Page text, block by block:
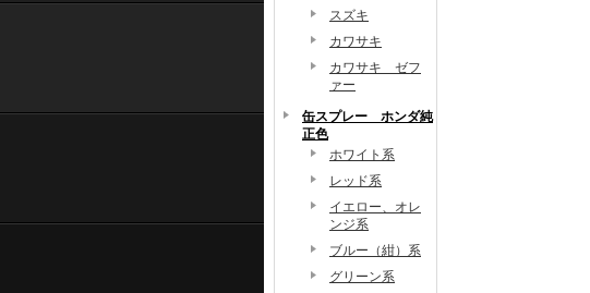
スズキ
カワサキ
カワサキ ゼフ
ァー
缶スプレー ホンダ純
正色
ホワイト系
レッド系
イエロー、オレ
ンジ系
ブルー（紺）系
グリーン系